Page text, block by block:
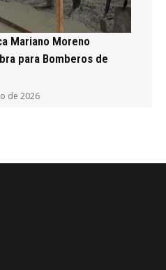
Mariano Moreno
para Bomberos de
de 2026